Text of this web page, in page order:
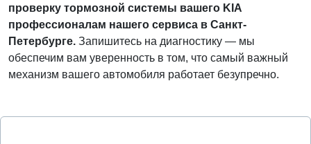
проверку тормозной системы вашего KIA
профессионалам нашего сервиса в Санкт-
Петербурге. Запишитесь на диагностику — мы
обеспечим вам уверенность в том, что самый важный
механизм вашего автомобиля работает безупречно.